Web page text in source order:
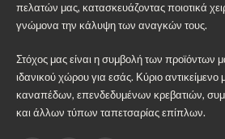
πελατών μας, κατασκευάζοντας ποιοτικά
γνώμονα την κάλυψη των αναγκών τους.
Στόχος μας είναι η συμβολή των προϊόντων
ιδανικού χώρου για εσάς. Κύριο αντικείμενο
καναπέδων, επενδεδυμένων κρεβατιών,
και άλλων τύπων ταπετσαρίας επίπλων.